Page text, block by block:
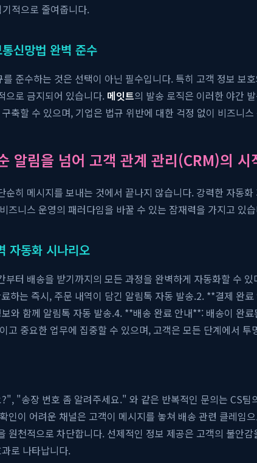
적으로 줄여줍니다.
신망법 완벽 준수
준수하는 것은 선택이 아닌 필수입니다. 특히 고객 정보
으로 금지되어 있습니다. 메잇트의 발송 로직은 이러한 야간
축할 수 있으며, 기업은 법규 위반에 대한 걱정 없이 비즈니
알림을 넘어 고객 관계 관리(CRM)의 시
순히 메시지를 보내는 것에서 끝나지 않습니다. 강력한 자동
즈니스 운영의 패러다임을 바꿀 수 있는 잠재력을 가지고 있
자동화 시나리오
부터 배송을 받기까지의 모든 과정을 완벽하게 자동화할 수
하는 즉시, 주문 내역이 담긴 알림톡 자동 발송.2. **결제 완
와 함께 알림톡 자동 발송.4. **배송 완료 안내**: 배송이 완
고 중요한 업무에 집중할 수 있으며, 고객은 모든 단계에서
"송장 번호 좀 알려주세요." 와 같은 반복적인 문의는 CS
인이 어려운 채널은 고객이 메시지를 놓쳐 배송 관련 클레임
원천적으로 차단합니다. 선제적인 정보 제공은 고객의 불안
로 나타납니다.